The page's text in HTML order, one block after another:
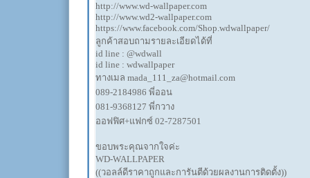
http://www.wd-wallpaper.com
http://www.wd2-wallpaper.com
https://www.facebook.com/Shop.wdwallpaper/
ลูกค้าสอบถามรายละเอียดได้ที่
id line : @wdwall
id line : wdwallpaper
ทางเมล mada_111_za@hotmail.com
089-2184986 พี่ออน
081-9368127 พี่กวาง
ออฟฟิศ+แฟกซ์ 02-7287501
ขอบพระคุณจากใจค่ะ
WD-WALLPAPER
((วอลล์ดีราคาถูกและการันตีด้วยผลงานการติดตั้ง))